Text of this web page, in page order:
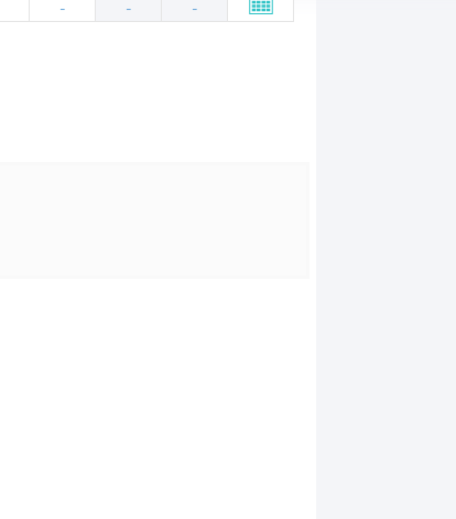
- - -